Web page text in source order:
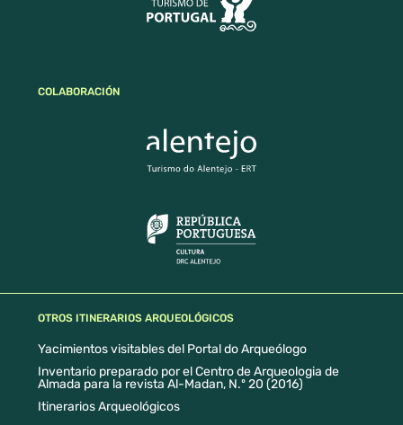
COLABORACIÓN
OTROS ITINERARIOS ARQUEOLÓGICOS
Yacimientos visitables del Portal do Arqueólogo
Inventario preparado por el Centro de Arqueologia de
Almada para la revista Al-Madan, N.º 20 (2016)
Itinerarios Arqueológicos